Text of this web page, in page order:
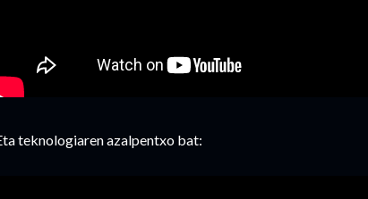
teknologiaren azalpentxo bat: